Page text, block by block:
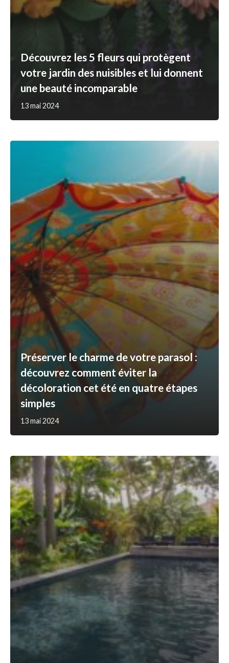
Découvrez les 5 fleurs qui protègent
votre jardin des nuisibles et lui donnent
une beauté incomparable
13 mai 2024
Préserver le charme de votre parasol :
découvrez comment éviter la
décoloration cet été en quatre étapes
simples
13 mai 2024